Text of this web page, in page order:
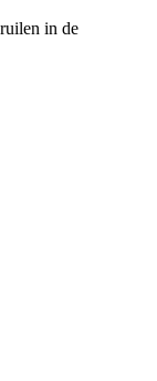
in de